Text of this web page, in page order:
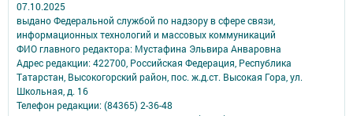
07.10.2025
выдано Федеральной службой по надзору в сфере связи,
информационных технологий и массовых коммуникаций
ФИО главного редактора: Мустафина Эльвира Анваровна
Адрес редакции: 422700, Российская Федерация, Республика
Татарстан, Высокогорский район, пос. ж.д.ст. Высокая Гора, ул.
Школьная, д. 16
Телефон редакции: (84365) 2-36-48